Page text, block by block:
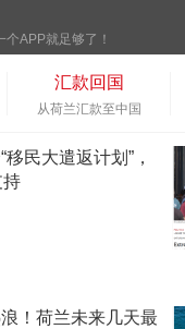
APP就足够了！
汇款回国
从荷兰汇款至中国
民大遣返计划”，
持
！荷兰未来几天最